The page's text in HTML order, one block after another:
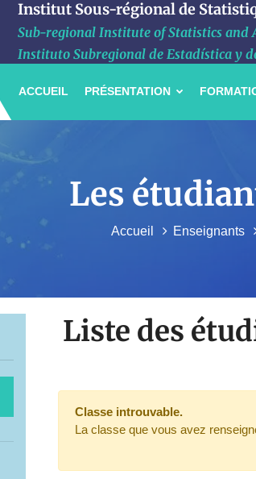
Institut Sous-régional de
Sub-regional Institute of Statistics and
Instituto Subregional de Estadística y
ACCUEIL PRÉSENTATION
Les
Accueil Enseignants
Liste des
Classe introuvable.
La classe que vous avez